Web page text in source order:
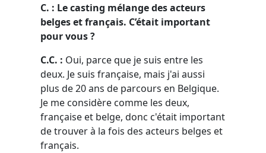
C. : Le casting mélange des acteurs
belges et français. C’était important
pour vous ?
C.C. : Oui, parce que je suis entre les
deux. Je suis française, mais j'ai aussi
plus de 20 ans de parcours en Belgique.
Je me considère comme les deux,
française et belge, donc c'était important
de trouver à la fois des acteurs belges et
français.